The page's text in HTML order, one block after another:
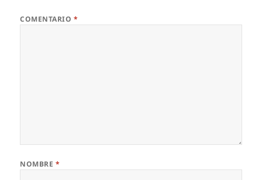
COMENTARIO *
NOMBRE *